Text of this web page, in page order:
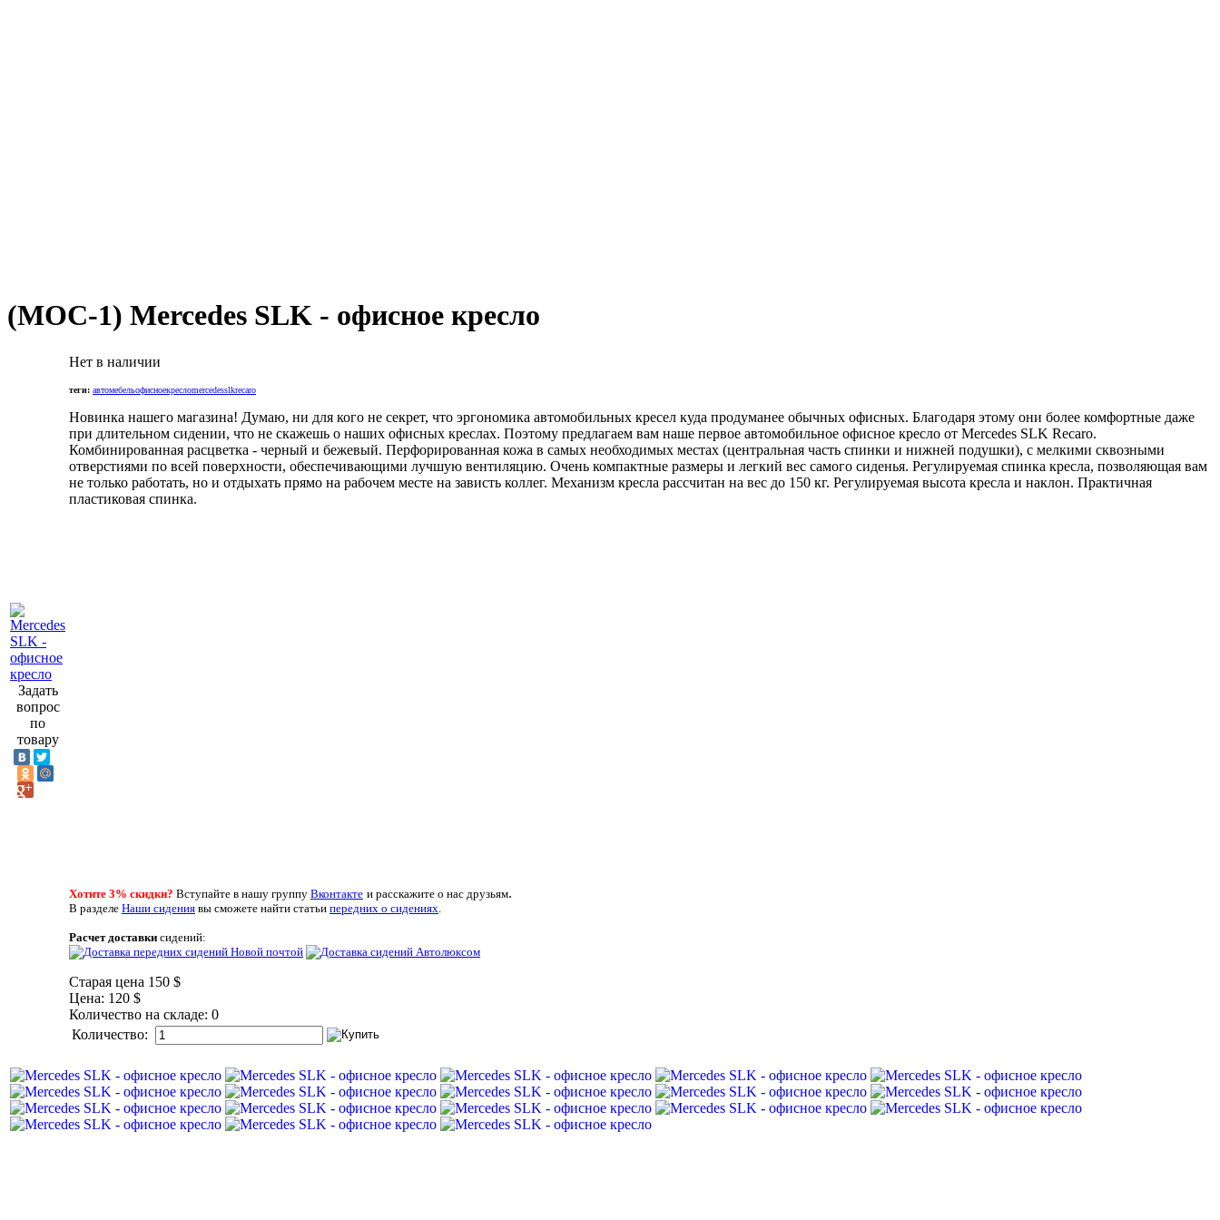
(MOC-1) Mercedes SLK - офисное кресло
Задать
вопрос
по
товару
Нет в наличии
теги: автомебельофисноекреслоmercedesslkrecaro
Новинка нашего магазина! Думаю, ни для кого не секрет, что эргономика автомобильных кресел куда продуманее обычных офисных. Благодаря этому они более комфортные даже
при длительном сидении, что не скажешь о наших офисных креслах. Поэтому предлагаем вам наше первое автомобильное офисное кресло от Mercedes SLK Recaro.
Комбинированная расцветка - черный и бежевый. Перфорированная кожа в самых необходимых местах (центральная часть спинки и нижней подушки), с мелкими сквозными
отверстиями по всей поверхности, обеспечивающими лучшую вентиляцию. Очень компактные размеры и легкий вес самого сиденья. Регулируемая спинка кресла, позволяющая вам
не только работать, но и отдыхать прямо на рабочем месте на зависть коллег. Механизм кресла рассчитан на вес до 150 кг. Регулируемая высота кресла и наклон. Практичная
пластиковая спинка.
Хотите 3% скидки? Вступайте в нашу группу Вконтакте и расскажите о нас друзьям.
В разделе Наши сидения вы сможете найти статьи передних о сидениях.
Расчет доставки сидений:
Старая цена 150 $
Цена: 120 $
Количество на складе: 0
Количество: